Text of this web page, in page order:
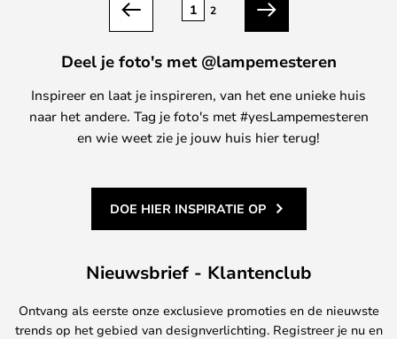
Vorige
1 2
Volgende
Deel je foto's met @lampemesteren
Inspireer en laat je inspireren, van het ene unieke huis
naar het andere. Tag je foto's met #yesLampemesteren
en wie weet zie je jouw huis hier terug!
DOE HIER INSPIRATIE OP
Nieuwsbrief - Klantenclub
Ontvang als eerste onze exclusieve promoties en de nieuwste
trends op het gebied van designverlichting. Registreer je nu en